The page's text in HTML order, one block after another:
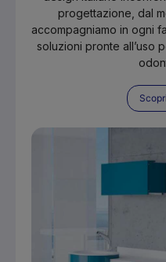
progettazione, dal
accompagniamo in ogni
soluzioni pronte all’uso